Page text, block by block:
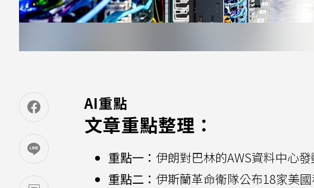
AI重點
文章重點整理：
重點一： 伊朗對巴林的AWS資料中心
重點二： 伊斯蘭革命衛隊公布18家美